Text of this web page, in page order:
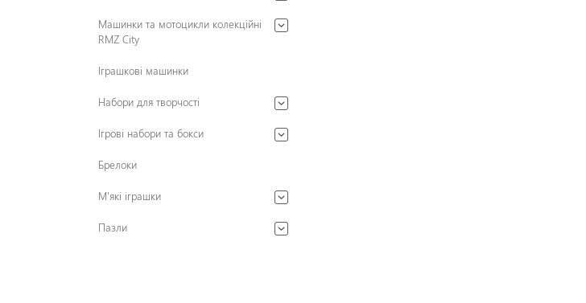
Машинки та мотоцикли колекційні
RMZ City
Іграшкові машинки
Набори для творчості
Ігрові набори та бокси
Брелоки
М'які іграшки
Пазли